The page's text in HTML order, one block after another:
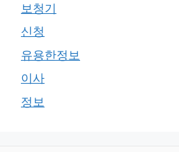
보청기
신청
유용한정보
이사
정보